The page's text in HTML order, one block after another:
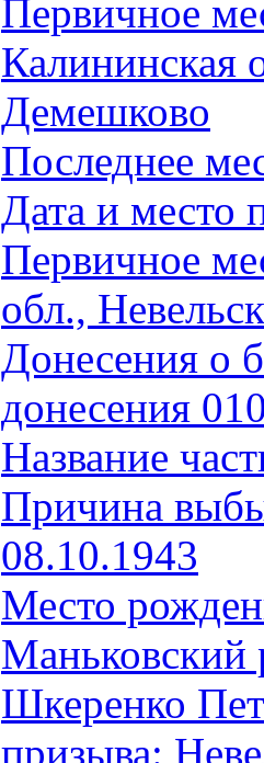
Первичное
Калининская
Демешково
Последнее
Дата и место
Первичное
обл.,
Донесения о
донесения
Название
Причина
08.10.1943
Место
Маньковский
Шкеренко
призыва: